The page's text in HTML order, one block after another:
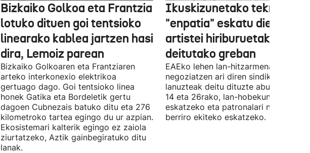
Bizkaiko Golkoa eta Frantzia
lotuko dituen goi tentsioko
linearako kablea jartzen hasi
dira, Lemoiz parean
Bizkaiko Golkoaren eta Frantziaren
arteko interkonexio elektrikoa
gertuago dago. Goi tentsioko linea
honek Gatika eta Bordeletik gertu
dagoen Cubnezais batuko ditu eta 276
kilometroko tartea egingo du ur azpian.
Ekosistemari kalterik egingo ez zaiola
ziurtatzeko, Aztik gainbegiratuko ditu
lanak.
Ikuskizunetako teknikariek
"enpatia" eskatu diete
artistei hiriburuetako
deitutako greban
EAEko lehen lan-hitzarmena
negoziatzen ari diren sindikatuek
lanuzteak deitu dituzte abuztuaren 5,
14 eta 26rako, lan-hobekuntzak
eskatzeko eta patronalari
berriro ekiteko eskatzeko.